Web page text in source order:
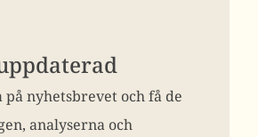
nyhetsbrevet och få de
analyserna och